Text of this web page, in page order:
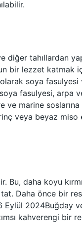
diğer tahıllardan
bir lezzet katmak
olarak soya
fasulyesi, arpa
ve marine
veya beyaz miso
daha koyu
Daha önce bir
Eylül 2024Buğday
kahverengi bir